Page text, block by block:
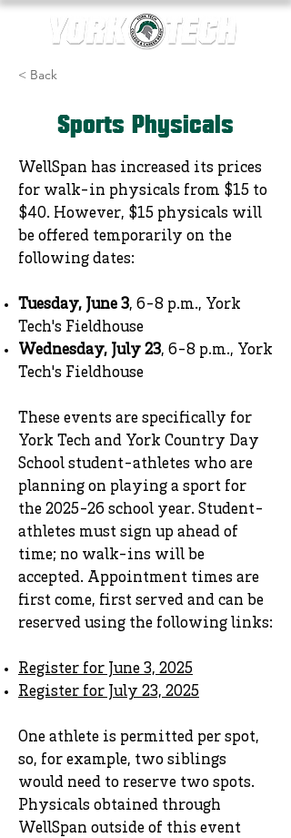
< Back
Sports Physicals
WellSpan has increased its prices
for walk-in physicals from $15 to
$40. However, $15 physicals will
be offered temporarily on the
following dates:
Tuesday, June 3, 6-8 p.m., York
Tech's Fieldhouse
Wednesday, July 23, 6-8 p.m., York
Tech's Fieldhouse
These events are specifically for
York Tech and York Country Day
School student-athletes who are
planning on playing a sport for
the 2025-26 school year. Student-
athletes must sign up ahead of
time; no walk-ins will be
accepted. Appointment times are
first come, first served and can be
reserved using the following links:
Register for June 3, 2025
Register for July 23, 2025
One athlete is permitted per spot,
so, for example, two siblings
would need to reserve two spots.
Physicals obtained through
WellSpan outside of this event